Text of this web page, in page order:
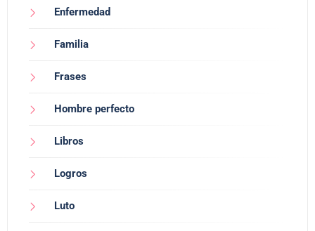
Enfermedad
Familia
Frases
Hombre perfecto
Libros
Logros
Luto